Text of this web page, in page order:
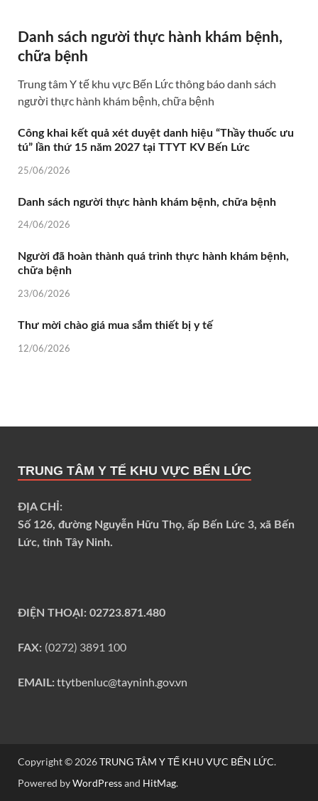
Danh sách người thực hành khám bệnh,
chữa bệnh
Trung tâm Y tế khu vực Bến Lức thông báo danh sách
người thực hành khám bệnh, chữa bệnh
Công khai kết quả xét duyệt danh hiệu “Thầy thuốc ưu
tú” lần thứ 15 năm 2027 tại TTYT KV Bến Lức
25/06/2026
Danh sách người thực hành khám bệnh, chữa bệnh
24/06/2026
Người đã hoàn thành quá trình thực hành khám bệnh,
chữa bệnh
23/06/2026
Thư mời chào giá mua sắm thiết bị y tế
12/06/2026
TRUNG TÂM Y TẾ KHU VỰC BẾN LỨC
ĐỊA CHỈ:
Số 126, đường Nguyễn Hữu Thọ, ấp Bến Lức 3, xã Bến
Lức, tỉnh Tây Ninh.
ĐIỆN THOẠI: 02723.871.480
FAX: (0272) 3891 100
EMAIL: ttytbenluc@tayninh.gov.vn
Copyright © 2026TRUNG TÂM Y TẾ KHU VỰC BẾN LỨC.
Powered byWordPressand HitMag.